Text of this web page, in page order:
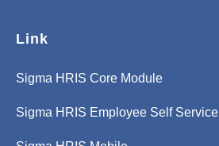
Link
Sigma HRIS Core Module
Sigma HRIS Employee Self Service